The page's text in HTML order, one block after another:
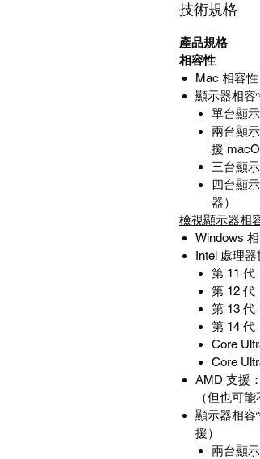
技術規格
產品規格
相容性
Mac 相容性
顯示器相容
單台顯示
兩台顯示
援
三台顯示
四台顯示
器）
檢視顯示器相
Windows
Intel 處理器
第 11 代
第 12 代
第 13 代
第 14 代
Core
Core
AMD 支援
（但也可
顯示器相容
援）
兩台顯